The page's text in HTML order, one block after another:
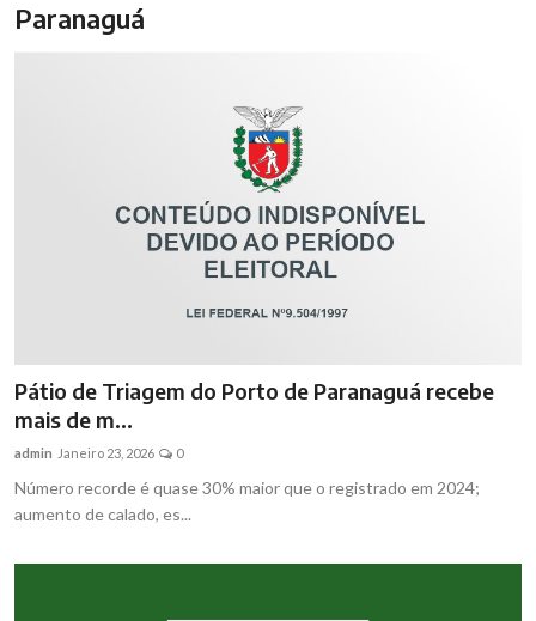
Paranaguá
Pátio de Triagem do Porto de Paranaguá recebe
mais de m...
admin Janeiro 23, 2026 0
Número recorde é quase 30% maior que o registrado em 2024;
aumento de calado, es...